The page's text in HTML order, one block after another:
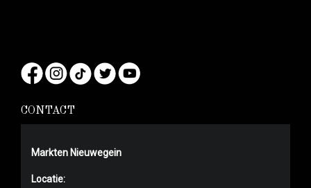
CONTACT
Markten Nieuwegein
Locatie: